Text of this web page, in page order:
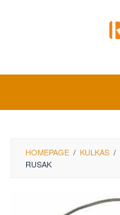
HOMEPAGE / KULKAS /
RUSAK